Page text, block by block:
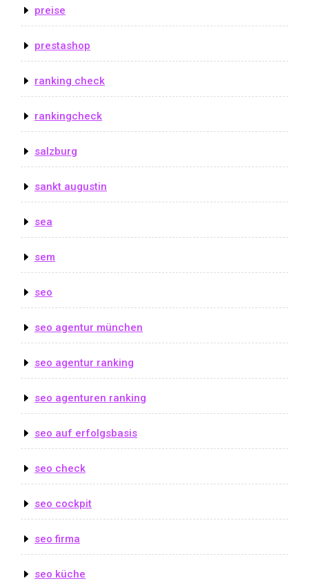
preise
prestashop
ranking check
rankingcheck
salzburg
sankt augustin
sea
sem
seo
seo agentur münchen
seo agentur ranking
seo agenturen ranking
seo auf erfolgsbasis
seo check
seo cockpit
seo firma
seo küche